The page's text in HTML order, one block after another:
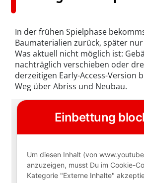
In der frühen Spielphase
Baumaterialien zurück, später
Was aktuell nicht möglich ist:
nachträglich verschieben oder
derzeitigen Early-Access-Version
Weg über Abriss und Neubau.